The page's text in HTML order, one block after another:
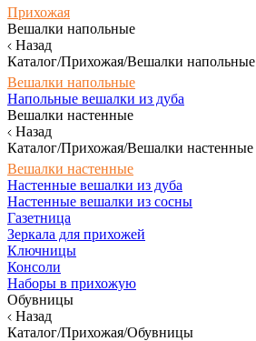
Прихожая
Вешалки напольные
Назад
Каталог/Прихожая/Вешалки напольные
Вешалки напольные
Напольные вешалки из дуба
Вешалки настенные
Назад
Каталог/Прихожая/Вешалки настенные
Вешалки настенные
Настенные вешалки из дуба
Настенные вешалки из сосны
Газетница
Зеркала для прихожей
Ключницы
Консоли
Наборы в прихожую
Обувницы
Назад
Каталог/Прихожая/Обувницы